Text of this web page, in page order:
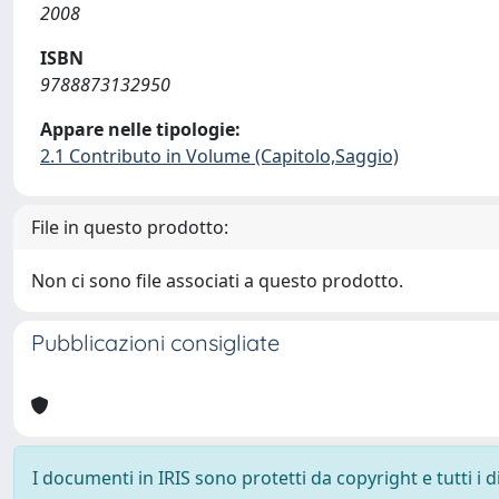
2008
ISBN
9788873132950
Appare nelle tipologie:
2.1 Contributo in Volume (Capitolo,Saggio)
File in questo prodotto:
Non ci sono file associati a questo prodotto.
Pubblicazioni consigliate
I documenti in IRIS sono protetti da copyright e tutti i